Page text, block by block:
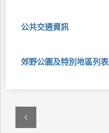
公共交通資訊
郊野公園及特別地區列表